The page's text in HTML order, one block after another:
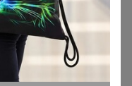
изображений
чисел